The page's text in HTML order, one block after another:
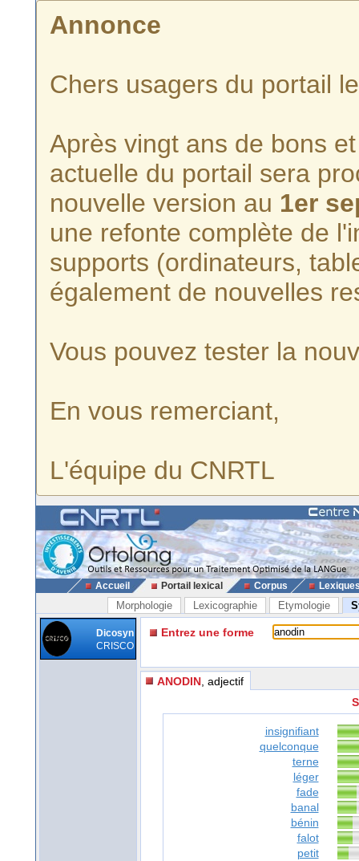
Annonce
Chers usagers du portail
Après vingt ans de bons
actuelle du portail sera
nouvelle version au 1er
une refonte complète de
supports (ordinateurs,
également de nouvelles
Vous pouvez tester la
En vous remerciant,
L'équipe du CNRTL
Accueil Portail lexical Corpus
Morphologie Lexicographie Etymologie
Dicosyn
CRISCO
Entrez une forme
ANODIN , adjectif
insignifiant
quelconque
terne
léger
fade
banal
bénin
falot
petit